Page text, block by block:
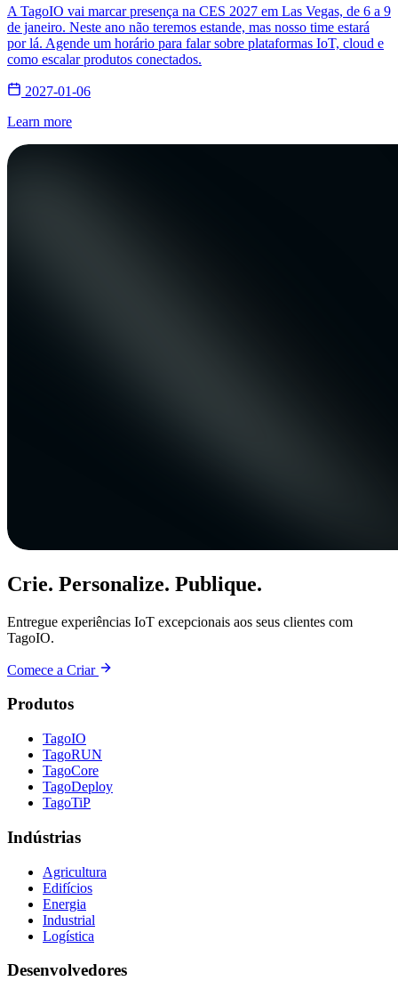
A TagoIO vai marcar presença na CES 2027 em Las Vegas, de 6 a 9
de janeiro. Neste ano não teremos estande, mas nosso time estará
por lá. Agende um horário para falar sobre plataformas IoT, cloud e
como escalar produtos conectados.
2027-01-06
Learn more
Crie. Personalize. Publique.
Entregue experiências IoT excepcionais aos seus clientes com
TagoIO.
Comece a Criar
Produtos
TagoIO
TagoRUN
TagoCore
TagoDeploy
TagoTiP
Indústrias
Agricultura
Edifícios
Energia
Industrial
Logística
Desenvolvedores